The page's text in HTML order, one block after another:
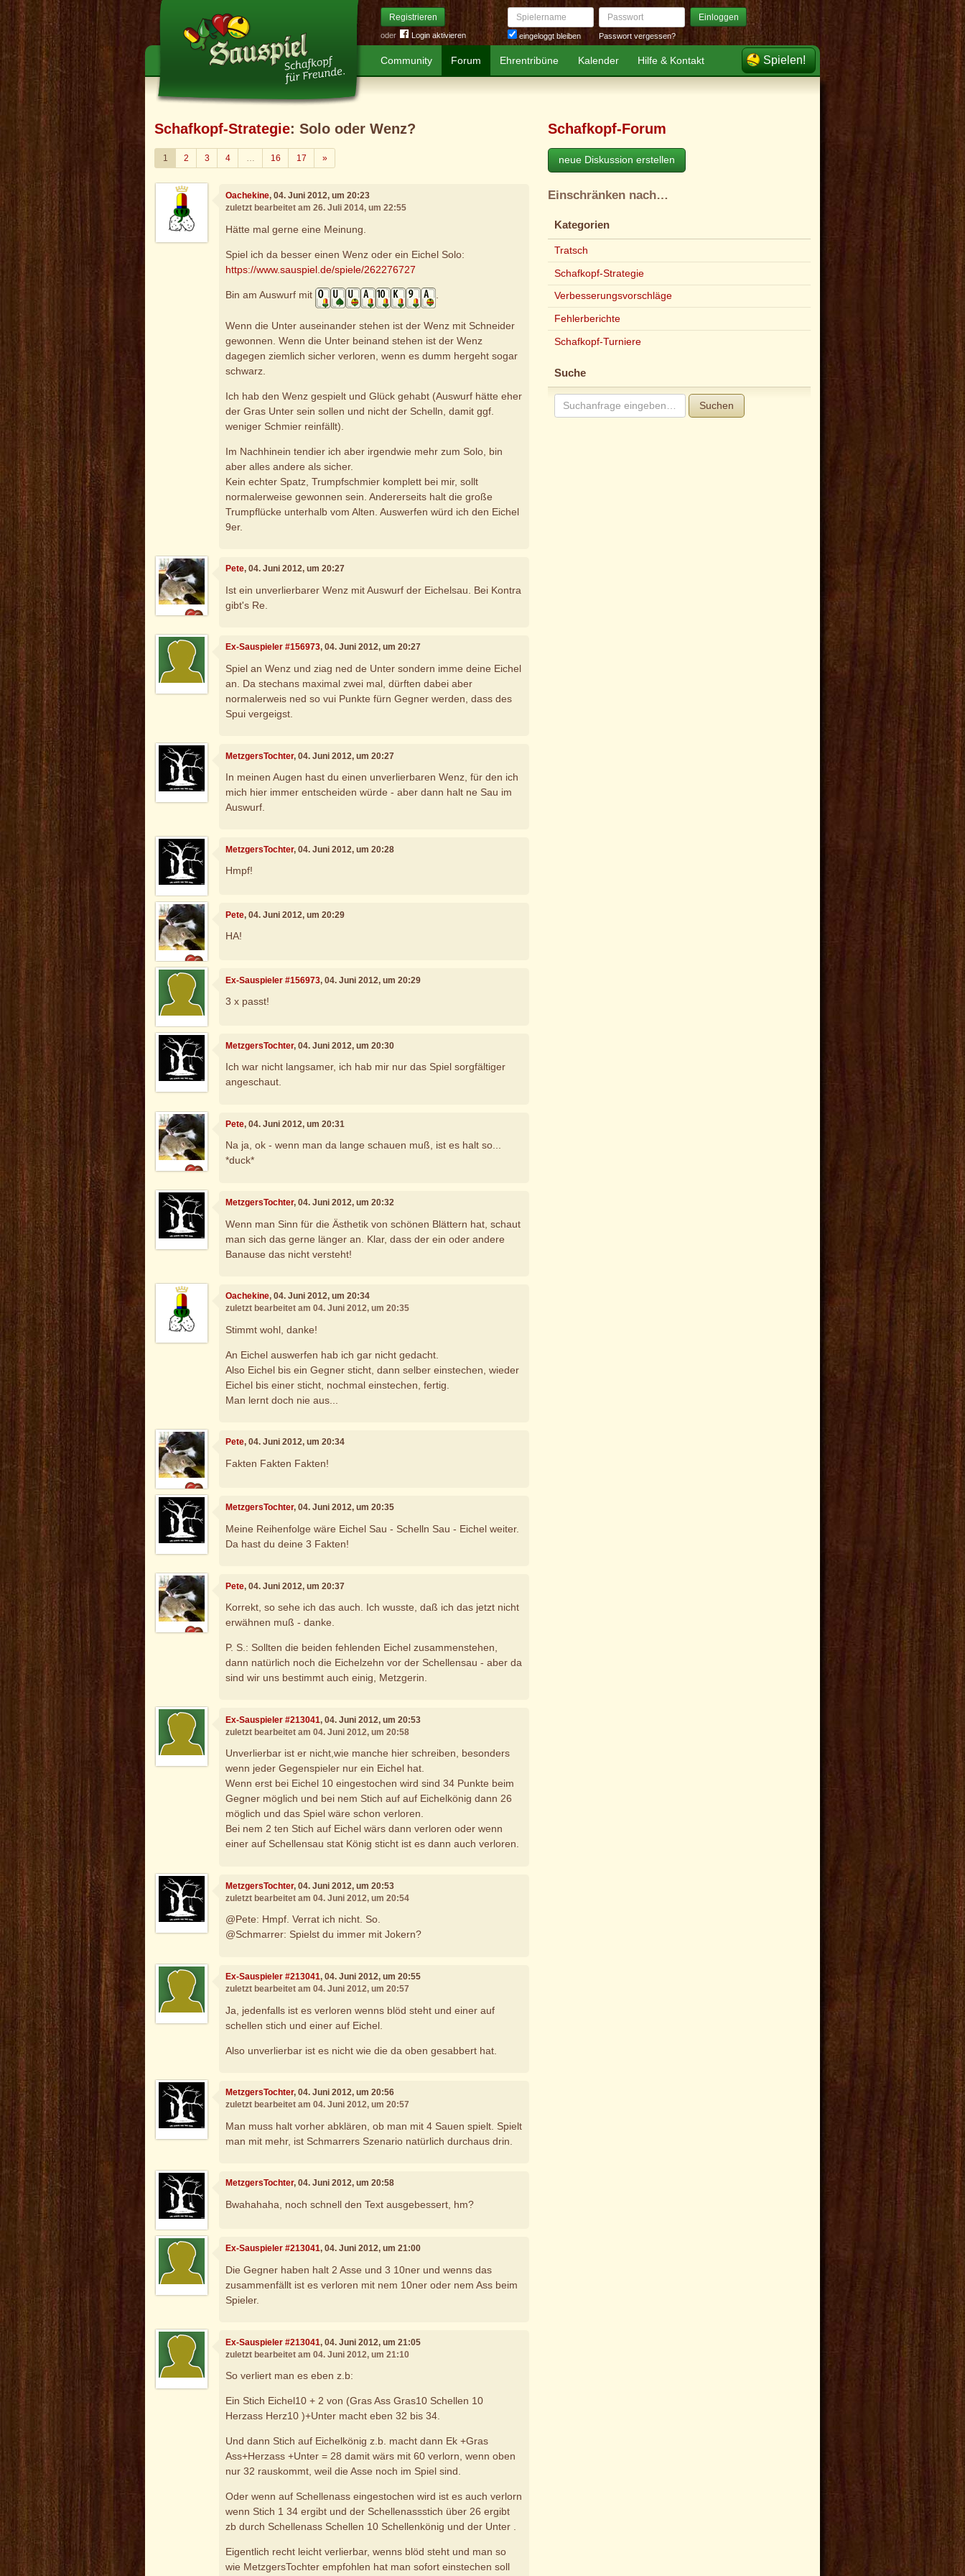
Registrieren
oder Login aktivieren
Spielername
eingeloggt bleiben
Passwort Einloggen
Passwort vergessen?
Community Forum Ehrentribüne Kalender Hilfe & Kontakt Spielen!
Schafkopf-Strategie: Solo oder Wenz?
1 2 3 4 … 16 17 »Weiter
Oachekine, 04. Juni 2012, um 20:23
zuletzt bearbeitet am 26. Juli 2014, um 22:55
Hätte mal gerne eine Meinung.
Spiel ich da besser einen Wenz oder ein Eichel Solo:
https://www.sauspiel.de/spiele/262276727
Bin am Auswurf mit
Wenn die Unter auseinander stehen ist der Wenz mit Schneider
gewonnen. Wenn die Unter beinand stehen ist der Wenz
dagegen ziemlich sicher verloren, wenn es dumm hergeht sogar
schwarz.
Ich hab den Wenz gespielt und Glück gehabt (Auswurf hätte eher
der Gras Unter sein sollen und nicht der Schelln, damit ggf.
weniger Schmier reinfällt).
Im Nachhinein tendier ich aber irgendwie mehr zum Solo, bin
aber alles andere als sicher.
Kein echter Spatz, Trumpfschmier komplett bei mir, sollt
normalerweise gewonnen sein. Andererseits halt die große
Trumpflücke unterhalb vom Alten. Auswerfen würd ich den Eichel
9er.
Pete, 04. Juni 2012, um 20:27
Ist ein unverlierbarer Wenz mit Auswurf der Eichelsau. Bei Kontra
gibt's Re.
Ex-Sauspieler #156973, 04. Juni 2012, um 20:27
Spiel an Wenz und ziag ned de Unter sondern imme deine Eichel
an. Da stechans maximal zwei mal, dürften dabei aber
normalerweis ned so vui Punkte fürn Gegner werden, dass des
Spui vergeigst.
MetzgersTochter, 04. Juni 2012, um 20:27
In meinen Augen hast du einen unverlierbaren Wenz, für den ich
mich hier immer entscheiden würde - aber dann halt ne Sau im
Auswurf.
MetzgersTochter, 04. Juni 2012, um 20:28
Hmpf!
Pete, 04. Juni 2012, um 20:29
HA!
Ex-Sauspieler #156973, 04. Juni 2012, um 20:29
3 x passt!
MetzgersTochter, 04. Juni 2012, um 20:30
Ich war nicht langsamer, ich hab mir nur das Spiel sorgfältiger
angeschaut.
Pete, 04. Juni 2012, um 20:31
Na ja, ok - wenn man da lange schauen muß, ist es halt so...
*duck*
MetzgersTochter, 04. Juni 2012, um 20:32
Wenn man Sinn für die Ästhetik von schönen Blättern hat, schaut
man sich das gerne länger an. Klar, dass der ein oder andere
Banause das nicht versteht!
Oachekine, 04. Juni 2012, um 20:34
zuletzt bearbeitet am 04. Juni 2012, um 20:35
Stimmt wohl, danke!
An Eichel auswerfen hab ich gar nicht gedacht.
Also Eichel bis ein Gegner sticht, dann selber einstechen, wieder
Eichel bis einer sticht, nochmal einstechen, fertig.
Man lernt doch nie aus...
Pete, 04. Juni 2012, um 20:34
Fakten Fakten Fakten!
MetzgersTochter, 04. Juni 2012, um 20:35
Meine Reihenfolge wäre Eichel Sau - Schelln Sau - Eichel weiter.
Da hast du deine 3 Fakten!
Pete, 04. Juni 2012, um 20:37
Korrekt, so sehe ich das auch. Ich wusste, daß ich das jetzt nicht
erwähnen muß - danke.
P. S.: Sollten die beiden fehlenden Eichel zusammenstehen,
dann natürlich noch die Eichelzehn vor der Schellensau - aber da
sind wir uns bestimmt auch einig, Metzgerin.
Ex-Sauspieler #213041, 04. Juni 2012, um 20:53
zuletzt bearbeitet am 04. Juni 2012, um 20:58
Unverlierbar ist er nicht,wie manche hier schreiben, besonders
wenn jeder Gegenspieler nur ein Eichel hat.
Wenn erst bei Eichel 10 eingestochen wird sind 34 Punkte beim
Gegner möglich und bei nem Stich auf auf Eichelkönig dann 26
möglich und das Spiel wäre schon verloren.
Bei nem 2 ten Stich auf Eichel wärs dann verloren oder wenn
einer auf Schellensau stat König sticht ist es dann auch verloren.
MetzgersTochter, 04. Juni 2012, um 20:53
zuletzt bearbeitet am 04. Juni 2012, um 20:54
@Pete: Hmpf. Verrat ich nicht. So.
@Schmarrer: Spielst du immer mit Jokern?
Ex-Sauspieler #213041, 04. Juni 2012, um 20:55
zuletzt bearbeitet am 04. Juni 2012, um 20:57
Ja, jedenfalls ist es verloren wenns blöd steht und einer auf
schellen stich und einer auf Eichel.
Also unverlierbar ist es nicht wie die da oben gesabbert hat.
MetzgersTochter, 04. Juni 2012, um 20:56
zuletzt bearbeitet am 04. Juni 2012, um 20:57
Man muss halt vorher abklären, ob man mit 4 Sauen spielt. Spielt
man mit mehr, ist Schmarrers Szenario natürlich durchaus drin.
MetzgersTochter, 04. Juni 2012, um 20:58
Bwahahaha, noch schnell den Text ausgebessert, hm?
Ex-Sauspieler #213041, 04. Juni 2012, um 21:00
Die Gegner haben halt 2 Asse und 3 10ner und wenns das
zusammenfällt ist es verloren mit nem 10ner oder nem Ass beim
Spieler.
Ex-Sauspieler #213041, 04. Juni 2012, um 21:05
zuletzt bearbeitet am 04. Juni 2012, um 21:10
So verliert man es eben z.b:
Ein Stich Eichel10 + 2 von (Gras Ass Gras10 Schellen 10
Herzass Herz10 )+Unter macht eben 32 bis 34.
Und dann Stich auf Eichelkönig z.b. macht dann Ek +Gras
Ass+Herzass +Unter = 28 damit wärs mit 60 verlorn, wenn oben
nur 32 rauskommt, weil die Asse noch im Spiel sind.
Oder wenn auf Schellenass eingestochen wird ist es auch verlorn
wenn Stich 1 34 ergibt und der Schellenassstich über 26 ergibt
zb durch Schellenass Schellen 10 Schellenkönig und der Unter .
Eigentlich recht leicht verlierbar, wenns blöd steht und man so
wie MetzgersTochter empfohlen hat man sofort einstechen soll
Schafkopf-Forum
neue Diskussion erstellen
Einschränken nach…
Kategorien
Tratsch
Schafkopf-Strategie
Verbesserungsvorschläge
Fehlerberichte
Schafkopf-Turniere
Suche
Suchen